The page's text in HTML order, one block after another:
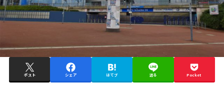
ポスト シェア はてブ 送る Pocket